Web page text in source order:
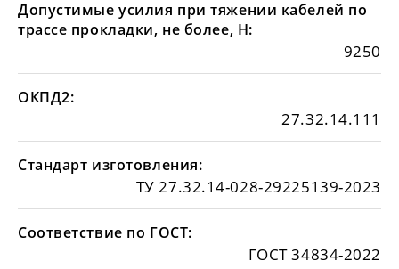
Допустимые усилия при тяжении кабелей по
трассе прокладки, не более, Н:
9250
ОКПД2:
27.32.14.111
Стандарт изготовления:
ТУ 27.32.14-028-29225139-2023
Соответствие по ГОСТ:
ГОСТ 34834-2022